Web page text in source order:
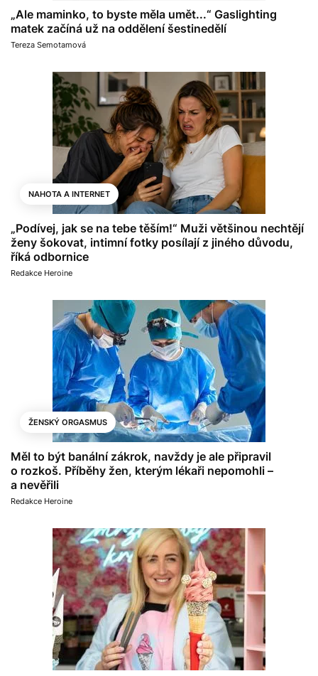
„Ale maminko, to byste měla umět...“ Gaslighting
matek začíná už na oddělení šestinedělí
Tereza Semotamová
NAHOTA A INTERNET
„Podívej, jak se na tebe těším!“ Muži většinou nechtějí
ženy šokovat, intimní fotky posílají z jiného důvodu,
říká odbornice
Redakce Heroine
ŽENSKÝ ORGASMUS
Měl to být banální zákrok, navždy je ale připravil
o rozkoš. Příběhy žen, kterým lékaři nepomohli –
a nevěřili
Redakce Heroine